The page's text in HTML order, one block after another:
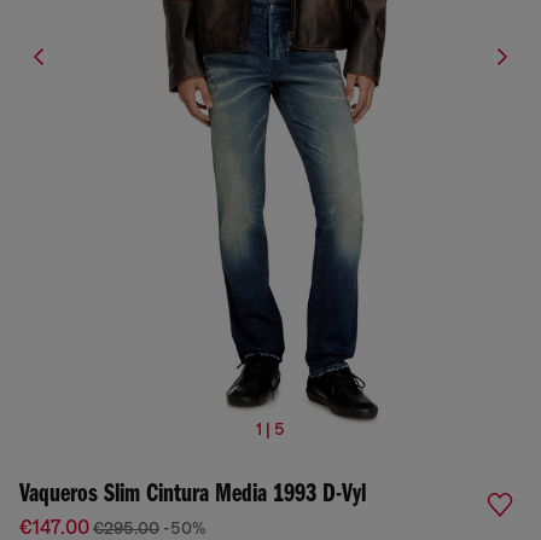
1 | 5
Vaqueros Slim Cintura Media 1993 D-Vyl
€147.00€295.00 -50%